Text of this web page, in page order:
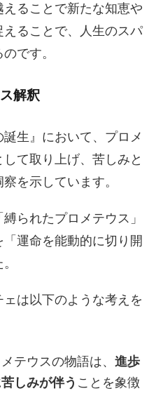
ることで新たな知恵や
ることで、人生のスパ
です。
解釈
生』において、プロメ
て取り上げ、苦しみと
を示しています。
られたプロメテウス」
運命を能動的に切り開
は以下のような考えを
メテウスの物語は、 進歩
しみが伴う ことを象徴